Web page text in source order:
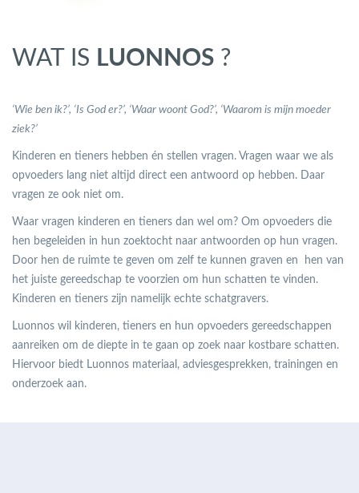
WAT IS LUONNOS ?
‘Wie ben ik?’, ‘Is God er?’, ‘Waar woont God?’, ‘Waarom is mijn moeder
ziek?’
Kinderen en tieners hebben én stellen vragen. Vragen waar we als
opvoeders lang niet altijd direct een antwoord op hebben. Daar
vragen ze ook niet om.
Waar vragen kinderen en tieners dan wel om? Om opvoeders die
hen begeleiden in hun zoektocht naar antwoorden op hun vragen.
Door hen de ruimte te geven om zelf te kunnen graven en hen van
het juiste gereedschap te voorzien om hun schatten te vinden.
Kinderen en tieners zijn namelijk echte schatgravers.
Luonnos wil kinderen, tieners en hun opvoeders gereedschappen
aanreiken om de diepte in te gaan op zoek naar kostbare schatten.
Hiervoor biedt Luonnos materiaal, adviesgesprekken, trainingen en
onderzoek aan.